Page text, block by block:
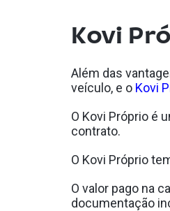
Kovi
Além das
veículo, e o Kovi
O Kovi Próprio é
contrato.
O Kovi Próprio
O valor pago na
documentação